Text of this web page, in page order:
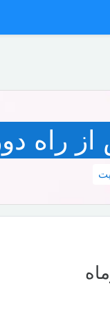
راه